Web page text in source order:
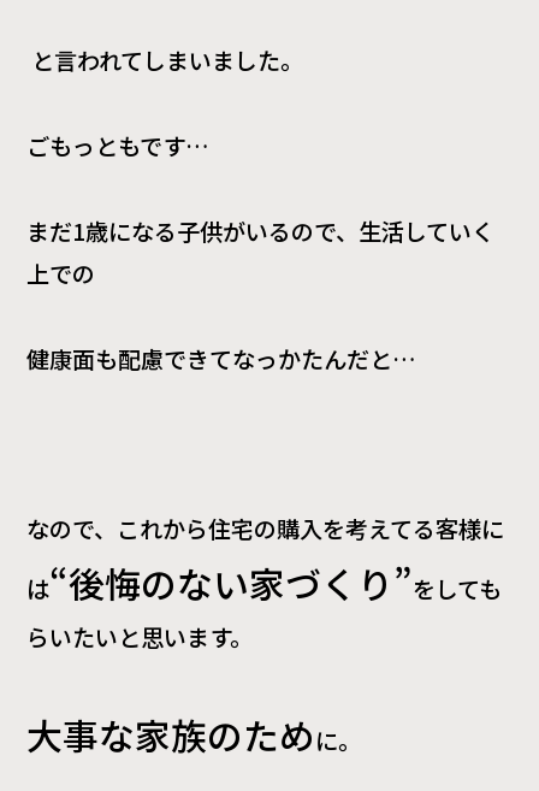
と言われてしまいました。
ごもっともです…
まだ1歳になる子供がいるので、生活していく
上での
健康面も配慮できてなっかたんだと…
なので、これから住宅の購入を考えてる客様に
は“後悔のない家づくり”をしても
らいたいと思います。
大事な家族のために。